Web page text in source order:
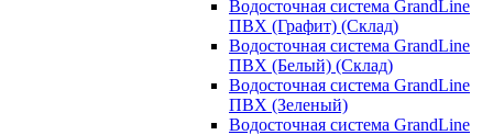
Водосточная система GrandLine
ПВХ (Графит) (Склад)
Водосточная система GrandLine
ПВХ (Белый) (Склад)
Водосточная система GrandLine
ПВХ (Зеленый)
Водосточная система GrandLine